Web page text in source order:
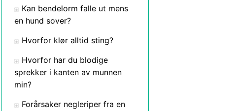
Kan bendelorm falle ut mens
en hund sover?
Hvorfor klør alltid sting?
Hvorfor har du blodige
sprekker i kanten av munnen
min?
Forårsaker negleriper fra en